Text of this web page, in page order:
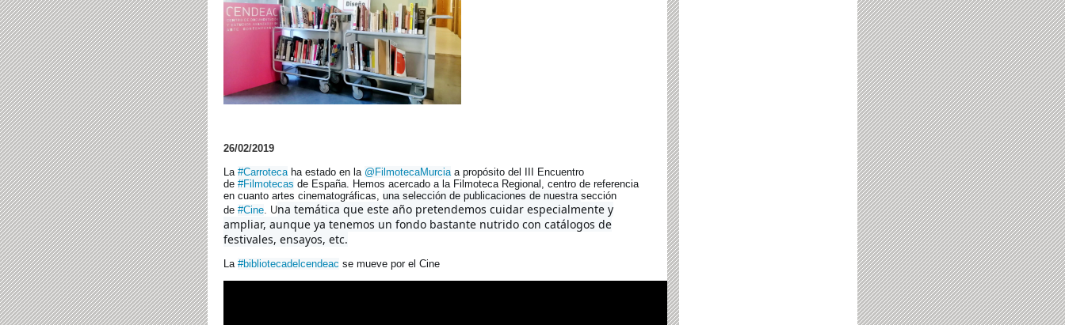
26/02/2019
La #Carroteca ha estado en la @FilmotecaMurcia a propósito del III Encuentro
de #Filmotecas de España. Hemos acercado a la Filmoteca Regional, centro de referencia
en cuanto artes cinematográficas, una selección de publicaciones de nuestra sección
de #Cine . Una temática que este año pretendemos cuidar especialmente y
ampliar, aunque ya tenemos un fondo bastante nutrido con catálogos de
festivales, ensayos, etc.
La #bibliotecadelcendeac se mueve por el Cine